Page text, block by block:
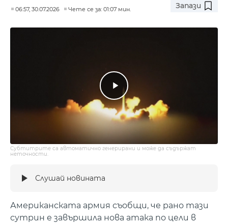
06:57, 30.07.2026 Чете се за: 01:07 мин. Запази
Субтитрите са автоматично генерирани и може да съдържат
неточности.
Слушай новината
Американската армия съобщи, че рано тази
сутрин е завършила нова атака по цели в